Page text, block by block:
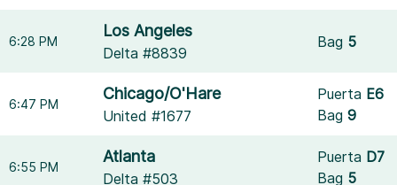
6:28 PM
Los Angeles
Delta #8839
Bag 5
6:47 PM
Chicago/O'Hare
United #1677
Puerta E6
Bag9
6:55 PM
Atlanta
Delta #503
Puerta D7
Bag 5